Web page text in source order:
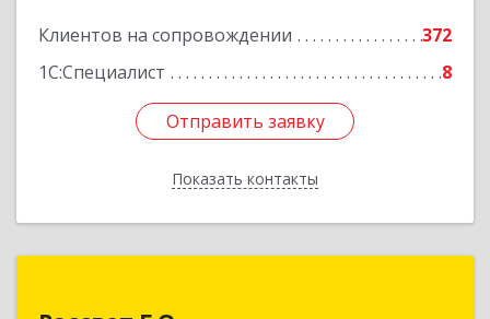
Клиентов на сопровождении
372
1С:Специалист
8
Отправить заявку
Показать контакты
Отправить заявку
Назад